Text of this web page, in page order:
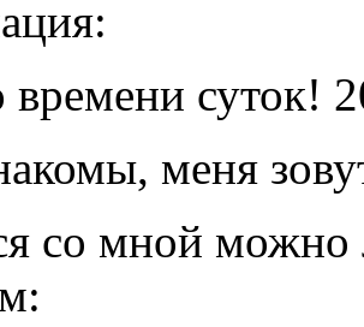
времени суток!
меня
со мной